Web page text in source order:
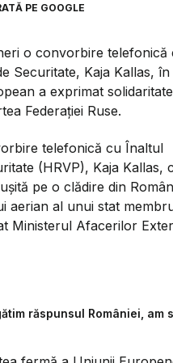
PE GOOGLE
o convorbire telefonică
Securitate, Kaja Kallas,
a exprimat
Federației Ruse.
telefonică cu Înaltul
(HRVP), Kaja Kallas,
pe o clădire din
aerian al unui stat
Ministerul Afacerilor
răspunsul României, am